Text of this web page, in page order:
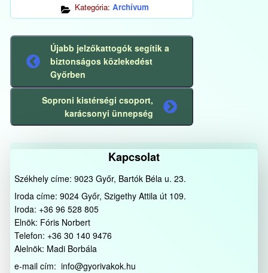
Kategória: Archívum
Előző
bejegyzés
Újabb jelzőkattogók segítik a
biztonságos közlekedést
Győrben
bejegyzés
Soproni kistérségi csoport,
karácsonyi ünnepség
Kapcsolat
Székhely címe: 9023 Győr, Bartók Béla u. 23.
Iroda címe: 9024 Győr, Szigethy Attila út 109.
Iroda: +36 96 528 805
Elnök: Fóris Norbert
Telefon: +36 30 140 9476
Alelnök: Madi Borbála
e-mail cím: info@gyorivakok.hu